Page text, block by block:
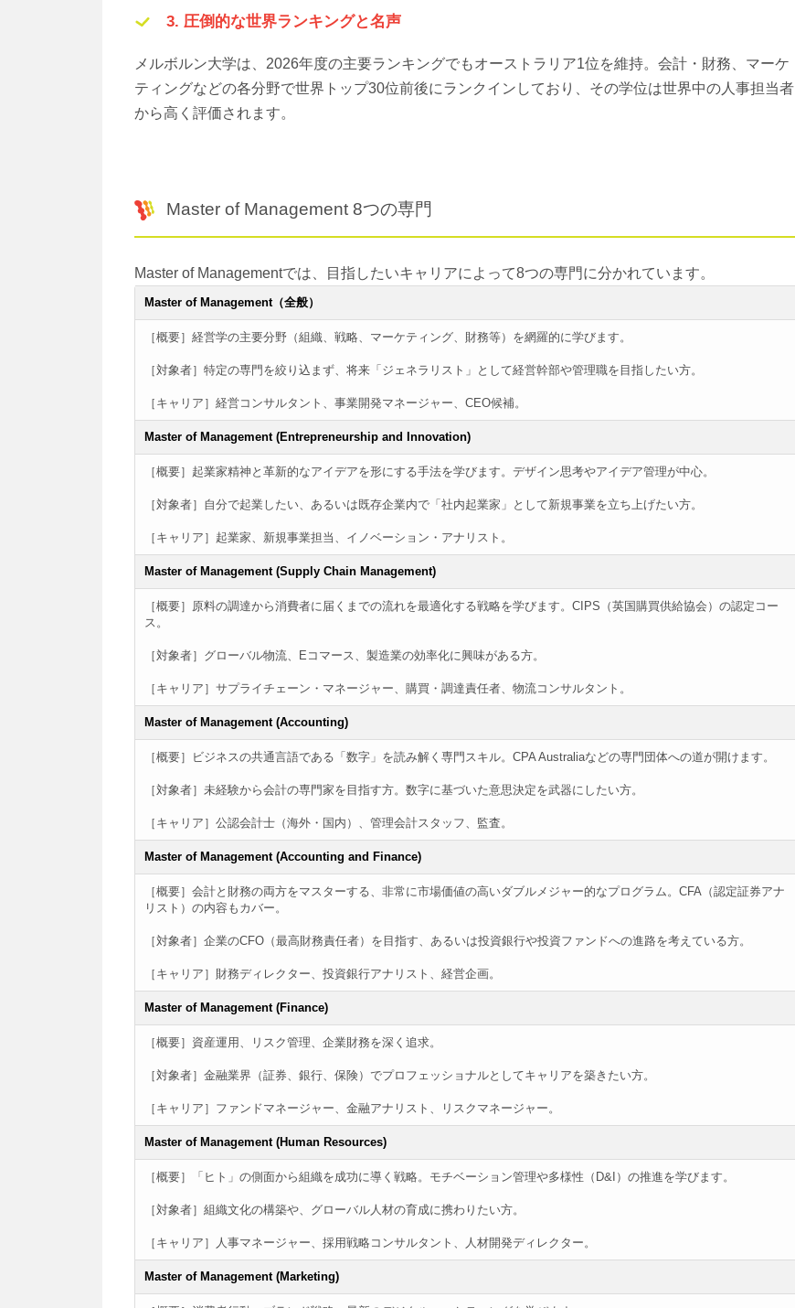
3. 圧倒的な世界ランキングと名声
メルボルン大学は、2026年度の主要ランキングでもオーストラリア1位を維持。会計・財務、マーケ
ティングなどの各分野で世界トップ30位前後にランクインしており、その学位は世界中の人事担当者
から高く評価されます。
Master of Management 8つの専門
Master of Managementでは、目指したいキャリアによって8つの専門に分かれています。
Master of Management（全般）
［概要］経営学の主要分野（組織、戦略、マーケティング、財務等）を網羅的に学びます。
［対象者］特定の専門を絞り込まず、将来「ジェネラリスト」として経営幹部や管理職を目指したい方。
［キャリア］経営コンサルタント、事業開発マネージャー、CEO候補。
Master of Management (Entrepreneurship and Innovation)
［概要］起業家精神と革新的なアイデアを形にする手法を学びます。デザイン思考やアイデア管理が中心。
［対象者］自分で起業したい、あるいは既存企業内で「社内起業家」として新規事業を立ち上げたい方。
［キャリア］起業家、新規事業担当、イノベーション・アナリスト。
Master of Management (Supply Chain Management)
［概要］原料の調達から消費者に届くまでの流れを最適化する戦略を学びます。CIPS（英国購買供給協会）の認定コー
ス。
［対象者］グローバル物流、Eコマース、製造業の効率化に興味がある方。
［キャリア］サプライチェーン・マネージャー、購買・調達責任者、物流コンサルタント。
Master of Management (Accounting)
［概要］ビジネスの共通言語である「数字」を読み解く専門スキル。CPA Australiaなどの専門団体への道が開けます。
［対象者］未経験から会計の専門家を目指す方。数字に基づいた意思決定を武器にしたい方。
［キャリア］公認会計士（海外・国内）、管理会計スタッフ、監査。
Master of Management (Accounting and Finance)
［概要］会計と財務の両方をマスターする、非常に市場価値の高いダブルメジャー的なプログラム。CFA（認定証券アナ
リスト）の内容もカバー。
［対象者］企業のCFO（最高財務責任者）を目指す、あるいは投資銀行や投資ファンドへの進路を考えている方。
［キャリア］財務ディレクター、投資銀行アナリスト、経営企画。
Master of Management (Finance)
［概要］資産運用、リスク管理、企業財務を深く追求。
［対象者］金融業界（証券、銀行、保険）でプロフェッショナルとしてキャリアを築きたい方。
［キャリア］ファンドマネージャー、金融アナリスト、リスクマネージャー。
Master of Management (Human Resources)
［概要］「ヒト」の側面から組織を成功に導く戦略。モチベーション管理や多様性（D&I）の推進を学びます。
［対象者］組織文化の構築や、グローバル人材の育成に携わりたい方。
［キャリア］人事マネージャー、採用戦略コンサルタント、人材開発ディレクター。
Master of Management (Marketing)